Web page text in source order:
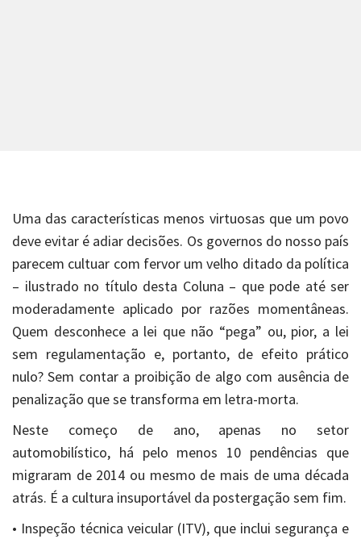
Uma das características menos virtuosas que um povo
deve evitar é adiar decisões. Os governos do nosso país
parecem cultuar com fervor um velho ditado da política
– ilustrado no título desta Coluna – que pode até ser
moderadamente aplicado por razões momentâneas.
Quem desconhece a lei que não “pega” ou, pior, a lei
sem regulamentação e, portanto, de efeito prático
nulo? Sem contar a proibição de algo com ausência de
penalização que se transforma em letra-morta.
Neste começo de ano, apenas no setor
automobilístico, há pelo menos 10 pendências que
migraram de 2014 ou mesmo de mais de uma década
atrás. É a cultura insuportável da postergação sem fim.
• Inspeção técnica veicular (ITV), que inclui segurança e